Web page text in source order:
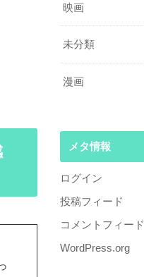
映画
未分類
漫画
メタ情報
ログイン
投稿フィード
コメントフィード
WordPress.org